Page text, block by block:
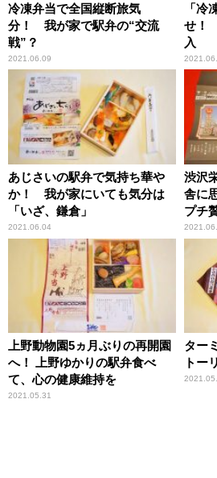
冷凍弁当で全国縦断旅気
分！ 我が家で駅弁の“交流
戦”？
2021.06.09
「冷
せ！
入
あじさいの駅弁で気持ち華や
か！ 我が家にいても気分は
「いざ、鎌倉」
2021.06.04
渋沢
舎に
プチ
上野動物園5ヵ月ぶりの再開園
へ！ 上野ゆかりの駅弁食べ
て、心の健康維持を
2021.05.31
ター
トー